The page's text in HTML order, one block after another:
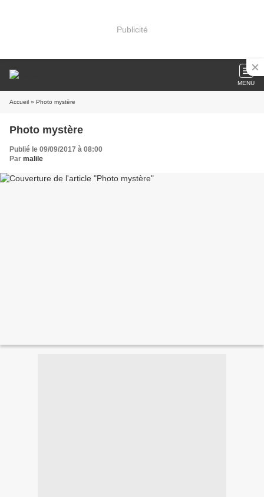
Publicité
MENU
Accueil » Photo mystère
Photo mystère
Publié le 09/09/2017 à 08:00
Par malile